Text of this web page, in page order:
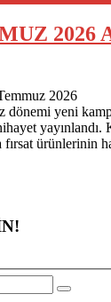
2026
2026
dönemi yeni
ürünlerinin